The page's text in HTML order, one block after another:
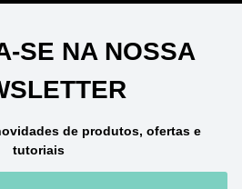
SE NA NOSSA
de produtos, ofertas e
tutoriais